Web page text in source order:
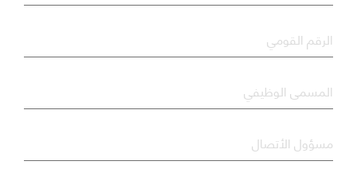
الرقم القومي
المسمى الوظيفي
مسؤول الأتصال